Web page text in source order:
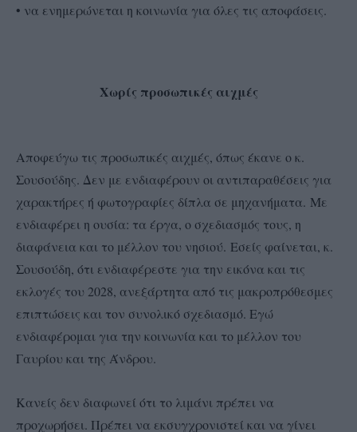
• να ενημερώνεται η κοινωνία για όλες τις αποφάσεις.
Χωρίς προσωπικές αιχμές
Αποφεύγω τις προσωπικές αιχμές, όπως έκανε ο κ.
Σουσούδης. Δεν με ενδιαφέρουν οι αντιπαραθέσεις για
χαρακτήρες ή φωτογραφίες δίπλα σε μηχανήματα. Με
ενδιαφέρει η ουσία: τα έργα, ο σχεδιασμός τους, η
διαφάνεια και το μέλλον του νησιού. Εσείς φαίνεται, κ.
Σουσούδη, ότι ενδιαφέρεστε για την εικόνα και τις
εκλογές του 2028, ανεξάρτητα από τις μακροπρόθεσμες
επιπτώσεις και τον συνολικό σχεδιασμό. Εγώ
ενδιαφέρομαι για την κοινωνία και το μέλλον του
Γαυρίου και της Άνδρου.
Κανείς δεν διαφωνεί ότι το λιμάνι πρέπει να
προχωρήσει. Πρέπει να εκσυγχρονιστεί και να γίνει